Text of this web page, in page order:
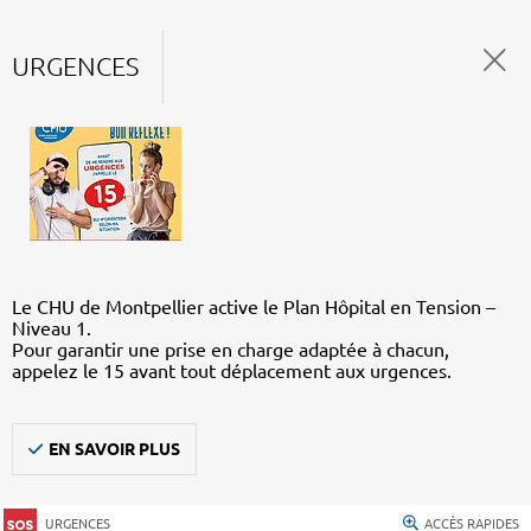
URGENCES
Le CHU de Montpellier active le Plan Hôpital en Tension –
Niveau 1.
Pour garantir une prise en charge adaptée à chacun,
appelez le 15 avant tout déplacement aux urgences.
EN SAVOIR PLUS
URGENCES ACCÈS RAPIDES